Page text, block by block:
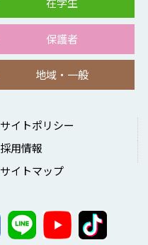
保護者
地域・一般
サイトポリシー
採用情報
サイトマップ